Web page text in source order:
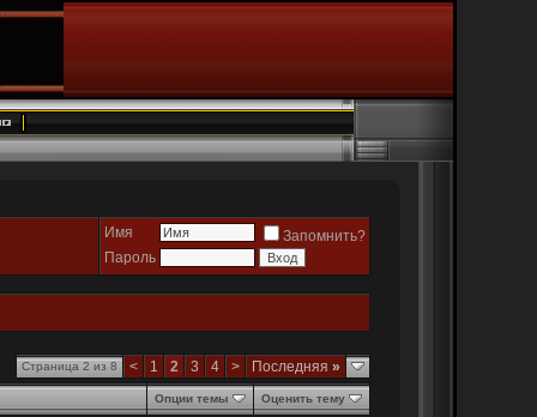
Имя
Запомнить?
Пароль
Страница 2 из 8 < 1 2 3 4 > Последняя »
Опции темы Оценить тему